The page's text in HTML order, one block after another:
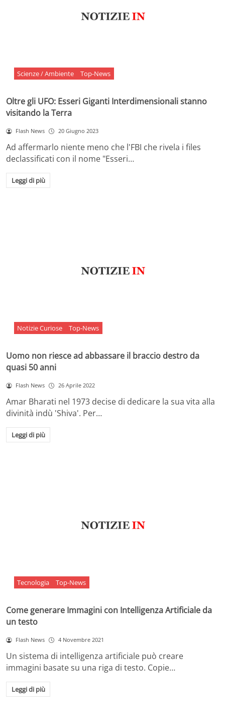
Scienze / Ambiente Top-News
Oltre gli UFO: Esseri Giganti Interdimensionali stanno
visitando la Terra
Flash News 20 Giugno 2023
Ad affermarlo niente meno che l'FBI che rivela i files
declassificati con il nome "Esseri…
Leggi di più
Notizie Curiose Top-News
Uomo non riesce ad abbassare il braccio destro da
quasi 50 anni
Flash News 26 Aprile 2022
Amar Bharati nel 1973 decise di dedicare la sua vita alla
divinità indù 'Shiva'. Per…
Leggi di più
Tecnologia Top-News
Come generare Immagini con Intelligenza Artificiale da
un testo
Flash News 4 Novembre 2021
Un sistema di intelligenza artificiale può creare
immagini basate su una riga di testo. Copie…
Leggi di più